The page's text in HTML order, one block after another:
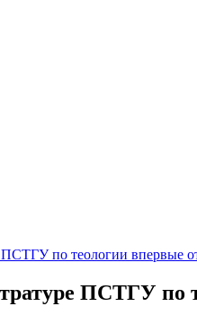
по теологии впервые
ПСТГУ